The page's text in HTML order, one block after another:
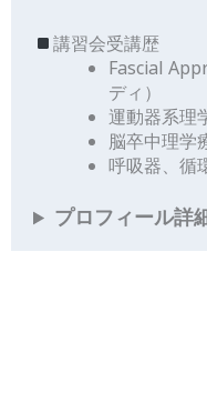
講習会受講歴
Fascial
ディ）
運動器系理
脳卒中理学
呼吸器、循
プロフィール詳